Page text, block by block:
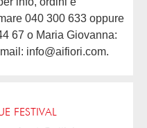
040 300 633 oppure
67 o Maria Giovanna:
info@aifiori.com.
FESTIVAL